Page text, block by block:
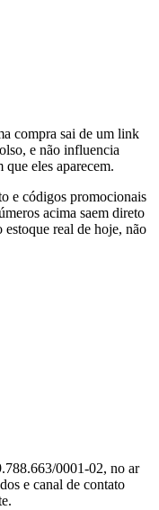
compra sai de um link
e não influencia
eles aparecem.
e códigos promocionais
acima saem direto
estoque real de hoje, não
0001-02, no ar
e canal de contato